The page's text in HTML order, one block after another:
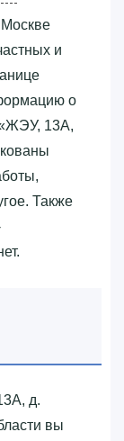
и
о
13А,
Также
д.
вы